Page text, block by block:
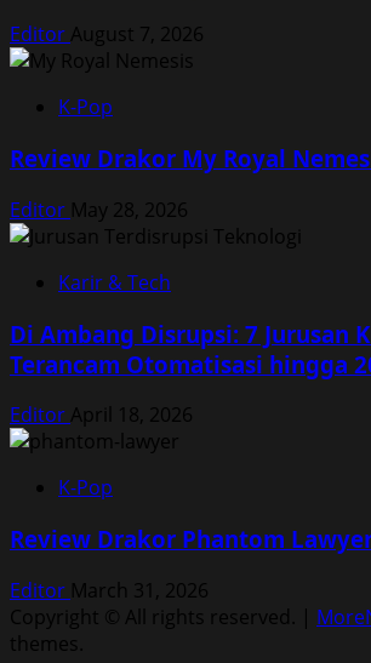
Editor August 7, 2026
K-Pop
Review Drakor My Royal
Editor May 28, 2026
Karir & Tech
Di Ambang Disrupsi: 7 Jurusan
Terancam Otomatisasi hingga
Editor April 18, 2026
K-Pop
Review Drakor Phantom
Editor March 31, 2026
Copyright © All rights reserved. |
themes.